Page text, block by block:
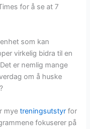
for å se at 7
som kan
virkelig bidra til en
er nemlig mange
om å huske
myetreningsutstyr for
fokuserer på